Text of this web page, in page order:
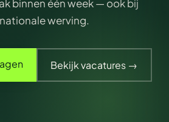
binnen één week — ook bij
werving.
Bekijk vacatures →